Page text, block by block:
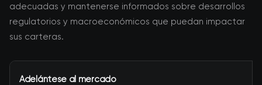
adecuadas y mantenerse informados sobre desarrollos
regulatorios y macroeconómicos que puedan impactar
sus carteras.
Adelántese al mercado